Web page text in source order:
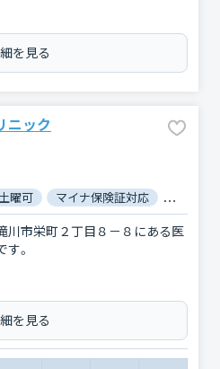
を見る
ニック
土曜可 マイナ保険証対応 バリア
川市栄町２丁目８－８にある医
す。
を見る